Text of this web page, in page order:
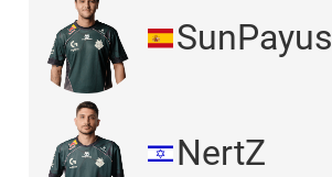
SunPayus
NertZ